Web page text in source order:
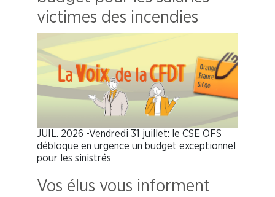
victimes des incendies
JUIL. 2026 -Vendredi 31 juillet: le CSE OFS
débloque en urgence un budget exceptionnel
pour les sinistrés
Vos élus vous informent